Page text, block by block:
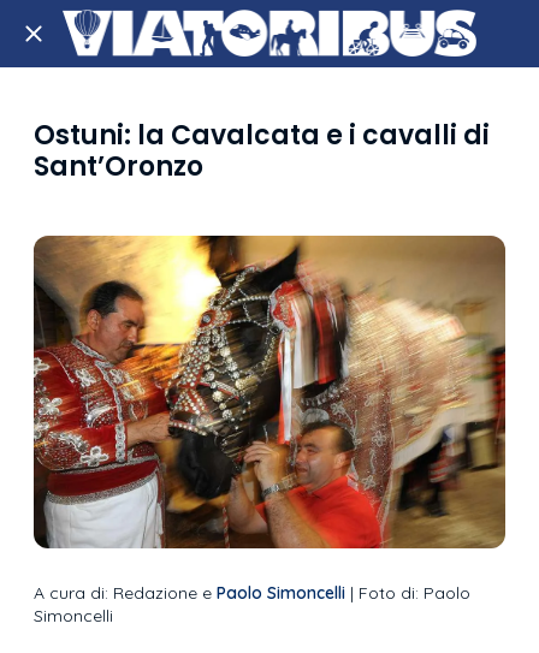
Ostuni: la Cavalcata e i cavalli di
Sant’Oronzo
A cura di: Redazione e Paolo Simoncelli | Foto di: Paolo
Simoncelli